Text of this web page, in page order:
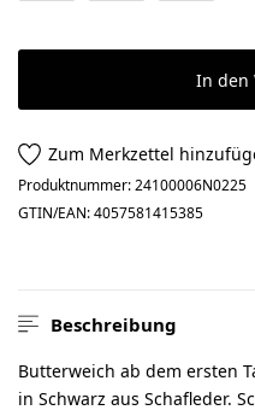
In den
Zum Merkzettel
Produktnummer:24100006N0225
GTIN/EAN:4057581415385
Beschreibung
Butterweich ab dem ersten
in Schwarz aus Schafleder.